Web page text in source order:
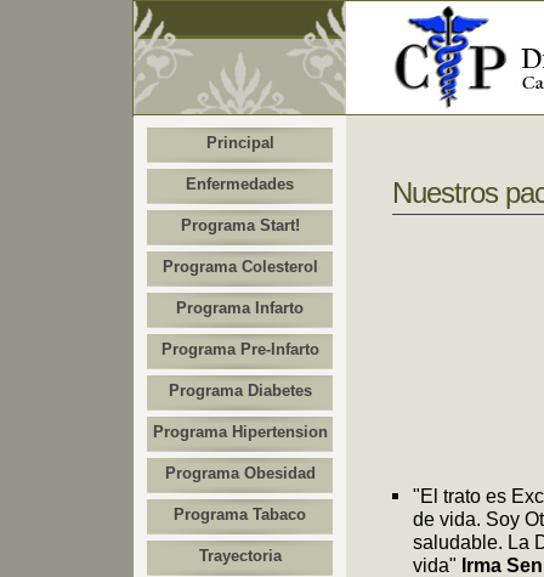
Principal
Enfermedades
Programa Start!
Programa Colesterol
Programa Infarto
Programa Pre-Infarto
Programa Diabetes
Programa Hipertension
Programa Obesidad
Programa Tabaco
Trayectoria
Nuestros
"El trato es
de vida. Soy
saludable. La
vida" Irma